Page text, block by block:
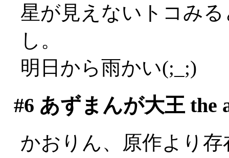
星が見えないトコみ
し。
明日から雨かい(;_;)
#6 あずまんが大王 the
かおりん、原作より